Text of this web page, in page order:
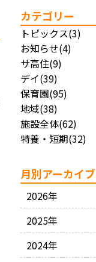
カテゴリー
トピックス(3)
お知らせ(4)
サ高住(9)
デイ(39)
保育園(95)
地域(38)
施設全体(62)
特養・短期(32)
月別アーカイブ
2026年
2025年
2024年